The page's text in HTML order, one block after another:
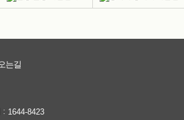
는길
: 1644-8423